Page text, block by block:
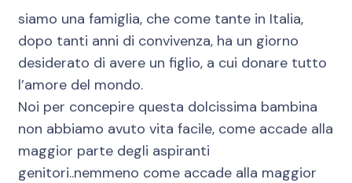
siamo una famiglia, che come tante in Italia,
dopo tanti anni di convivenza, ha un giorno
desiderato di avere un figlio, a cui donare tutto
l’amore del mondo.
Noi per concepire questa dolcissima bambina
non abbiamo avuto vita facile, come accade alla
maggior parte degli aspiranti
genitori..nemmeno come accade alla maggior